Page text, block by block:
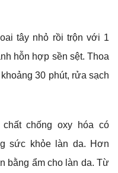
tây nhỏ rồi trộn với 1
hỗn hợp sền sệt. Thoa
30 phút, rửa sạch
chất chống oxy hóa có
sức khỏe làn da. Hơn
bằng ẩm cho làn da. Từ